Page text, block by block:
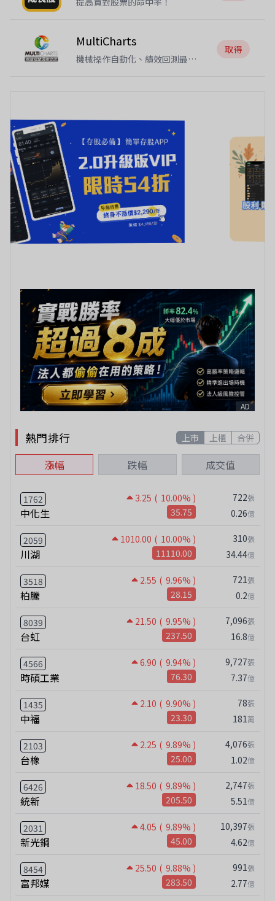
MultiCharts
機械操作自動化、績效回測最佳
取得
AD
熱門排行 上市 上櫃 合併
漲幅 跌幅 成交值
1762 3.25 ( 10.00% )
中化生 35.75
722張
0.26億
2059 1010.00 ( 10.00% )
川湖 11110.00
310張
34.44億
3518 2.55 ( 9.96% )
柏騰 28.15
721 張
0.2億
8039 21.50 ( 9.95% )
台虹 237.50
7,096張
16.8億
4566 6.90 ( 9.94% )
時碩工業 76.30
9,727張
7.37億
1435 2.10 ( 9.90% )
中福 23.30
78張
181萬
2103 2.25 ( 9.89% )
台橡 25.00
4,076張
1.02億
6426 18.50 ( 9.89% )
統新 205.50
2,747張
5.51億
2031 4.05 ( 9.89% )
新光鋼 45.00
10,397張
4.62億
8454 25.50 ( 9.88% )
富邦媒 283.50
991 張
2.77億